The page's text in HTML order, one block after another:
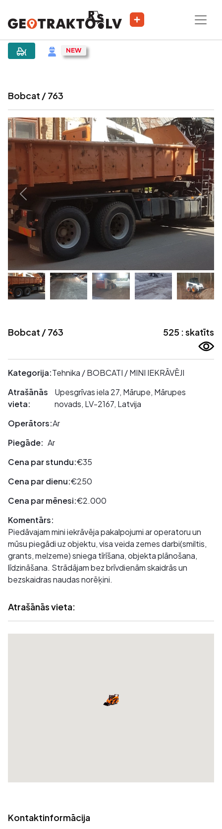
|Sludinājums
Bobcat / 763
Bobcat / 763 525 : skatīts
Kategorija:Tehnika / BOBCATI / MINI IEKRĀVĒJI
Atrašānās
vieta:
Upesgrīvas iela 27, Mārupe, Mārupes
novads, LV-2167, Latvija
Operātors:Ar
Piegāde: Ar
Cena par stundu:€35
Cena par dienu:€250
Cena par mēnesi:€2.000
Komentārs:
Piedāvajam mini iekrāvēja pakalpojumi ar operatoru un
mūsu piegādi uz objektu, visa veida zemes darbi(smiltis,
grants, melzeme) sniega tīrīšana, objekta plānošana,
līdzināšana. Strādājam bez brīvdienām skaidrās un
bezskaidras naudas norēķini.
Atrašānās vieta:
Kontaktinformācija